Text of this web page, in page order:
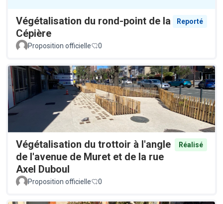
Végétalisation du rond-point de la
Cépière
Reporté
Proposition officielle 0
Végétalisation du trottoir à l'angle
de l'avenue de Muret et de la rue
Axel Duboul
Réalisé
Proposition officielle 0